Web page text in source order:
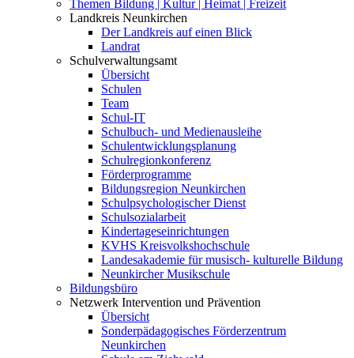
Themen Bildung | Kultur | Heimat | Freizeit
Landkreis Neunkirchen
Der Landkreis auf einen Blick
Landrat
Schulverwaltungsamt
Übersicht
Schulen
Team
Schul-IT
Schulbuch- und Medienausleihe
Schulentwicklungsplanung
Schulregionkonferenz
Förderprogramme
Bildungsregion Neunkirchen
Schulpsychologischer Dienst
Schulsozialarbeit
Kindertageseinrichtungen
KVHS Kreisvolkshochschule
Landesakademie für musisch- kulturelle Bildung
Neunkircher Musikschule
Bildungsbüro
Netzwerk Intervention und Prävention
Übersicht
Sonderpädagogisches Förderzentrum
Neunkirchen